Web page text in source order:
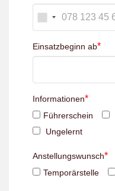
Einsatzbeginn ab*
Informationen*
Führerschein
Ungelernt
Anstellungswunsch*
Temporärstelle